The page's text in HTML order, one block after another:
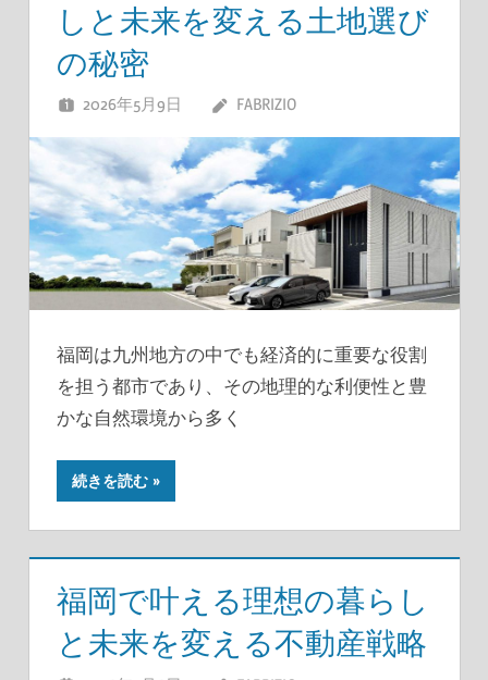
しと未来を変える土地選び
の秘密
2026年5月9日 FABRIZIO
福岡は九州地方の中でも経済的に重要な役割
を担う都市であり、その地理的な利便性と豊
かな自然環境から多く
続きを読む
福岡で叶える理想の暮らし
と未来を変える不動産戦略